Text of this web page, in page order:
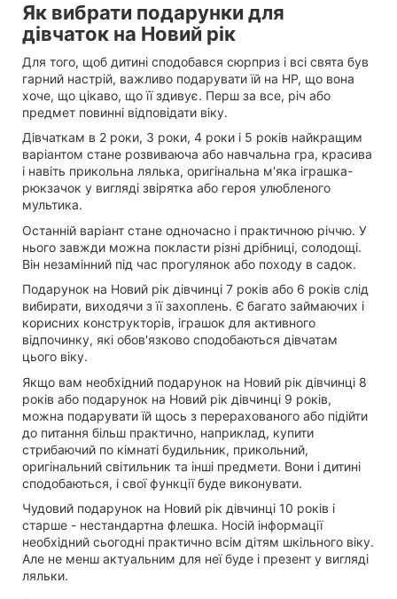
Як вибрати подарунки для
дівчаток на Новий рік
Для того, щоб дитині сподобався сюрприз і всі свята був
гарний настрій, важливо подарувати їй на НР, що вона
хоче, що цікаво, що її здивує. Перш за все, річ або
предмет повинні відповідати віку.
Дівчаткам в 2 роки, 3 роки, 4 роки і 5 років найкращим
варіантом стане розвиваюча або навчальна гра, красива
і навіть прикольна лялька, оригінальна м'яка іграшка-
рюкзачок у вигляді звірятка або героя улюбленого
мультика.
Останній варіант стане одночасно і практичною річчю. У
нього завжди можна покласти різні дрібниці, солодощі.
Він незамінний під час прогулянок або походу в садок.
Подарунок на Новий рік дівчинці 7 років або 6 років слід
вибирати, виходячи з її захоплень. Є багато займаючих і
корисних конструкторів, іграшок для активного
відпочинку, які обов'язково сподобаються дівчатам
цього віку.
Якщо вам необхідний подарунок на Новий рік дівчинці 8
років або подарунок на Новий рік дівчинці 9 років,
можна подарувати їй щось з перерахованого або підійти
до питання більш практично, наприклад, купити
стрибаючий по кімнаті будильник, прикольний,
оригінальний світильник та інші предмети. Вони і дитині
сподобаються, і свої функції буде виконувати.
Чудовий подарунок на Новий рік дівчинці 10 років і
старше - нестандартна флешка. Носій інформації
необхідний сьогодні практично всім дітям шкільного віку.
Але не менш актуальним для неї буде і презент у вигляді
ляльки.